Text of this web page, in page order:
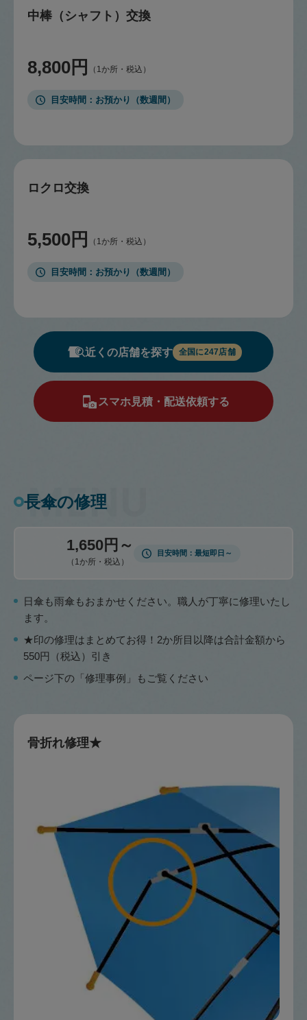
中棒（シャフト）交換
8,800円 （1か所・税込）
目安時間 お預かり（数週間）
ロクロ交換
5,500円 （1か所・税込）
目安時間 お預かり（数週間）
近くの店舗を探す 全国に247 店舗
スマホ見積・配送依頼する
長傘の修理
1,650円～
（1か所・税込）
目安時間 最短即日～
日傘も雨傘もおまかせください。職人が丁寧に修理いたし
ます。
★印の修理はまとめてお得！2か所目以降は合計金額から
550円（税込）引き
ページ下の「修理事例」もご覧ください
骨折れ修理★